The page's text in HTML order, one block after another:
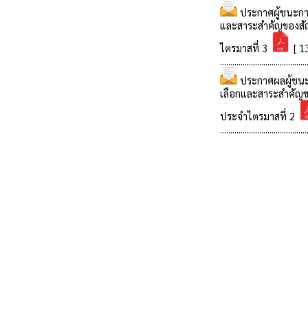
ประกาศผู้ชนะก
และสาระสำคัญของ
ไตรมาสที่ 3
[
ประกาศผลผู้ชน
เลือกและสาระสำคั
ประจำไตรมาสที่ 2